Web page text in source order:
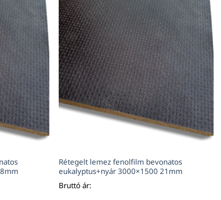
Rétegelt lemez fenolfilm bevonatos
eukalyptus+nyár 3000×1500 21mm
Bruttó ár: